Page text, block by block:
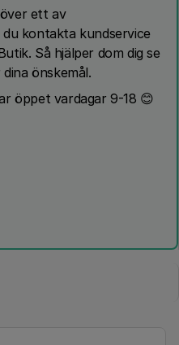
ett av
kontakta kundservice
Så hjälper dom dig se
önskemål.
öppet vardagar 9-18 😊